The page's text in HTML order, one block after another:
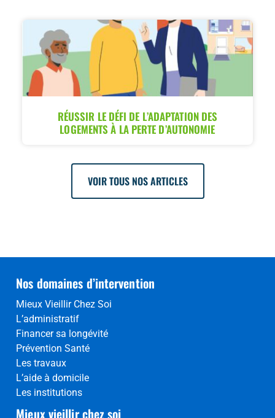
RÉUSSIR LE DÉFI DE L’ADAPTATION DES
LOGEMENTS À LA PERTE D’AUTONOMIE
VOIR TOUS NOS ARTICLES
Nos domaines d’intervention
Mieux Vieillir Chez Soi
L’administratif
Financer sa longévité
Prévention Santé
Les travaux
L’aide à domicile
Les institutions
Mieux vieillir chez soi